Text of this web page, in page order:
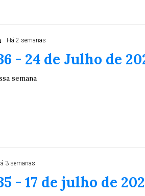
Há 2 semanas
- 24 de Julho de
semana
3 semanas
- 17 de julho de